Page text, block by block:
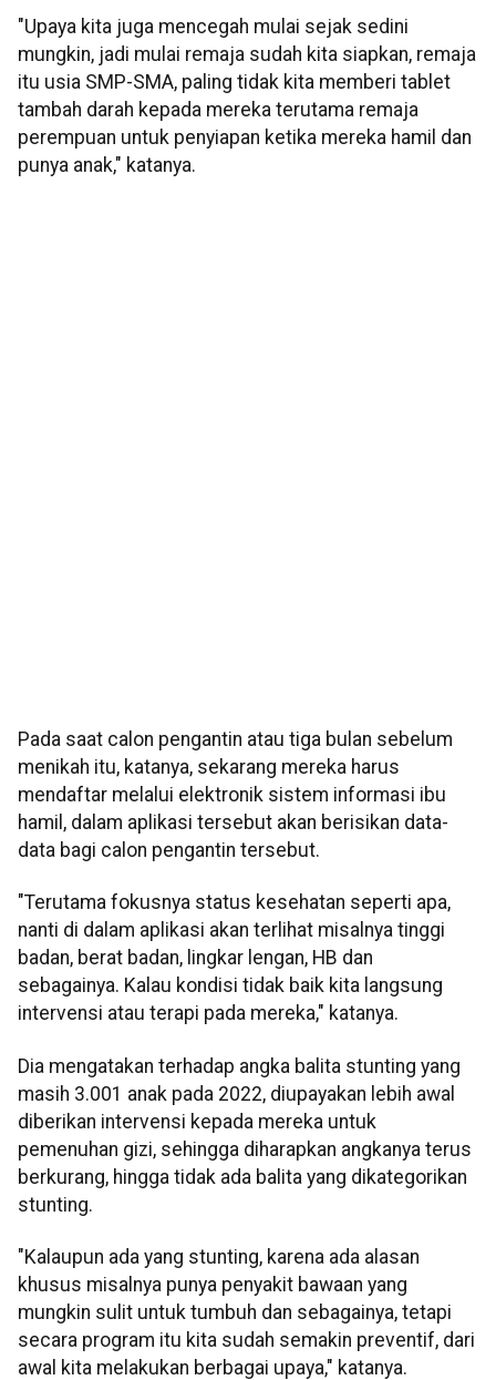
"Upaya kita juga mencegah mulai sejak sedini
mungkin, jadi mulai remaja sudah kita siapkan, remaja
itu usia SMP-SMA, paling tidak kita memberi tablet
tambah darah kepada mereka terutama remaja
perempuan untuk penyiapan ketika mereka hamil dan
punya anak," katanya.
Pada saat calon pengantin atau tiga bulan sebelum
menikah itu, katanya, sekarang mereka harus
mendaftar melalui elektronik sistem informasi ibu
hamil, dalam aplikasi tersebut akan berisikan data-
data bagi calon pengantin tersebut.
"Terutama fokusnya status kesehatan seperti apa,
nanti di dalam aplikasi akan terlihat misalnya tinggi
badan, berat badan, lingkar lengan, HB dan
sebagainya. Kalau kondisi tidak baik kita langsung
intervensi atau terapi pada mereka," katanya.
Dia mengatakan terhadap angka balita stunting yang
masih 3.001 anak pada 2022, diupayakan lebih awal
diberikan intervensi kepada mereka untuk
pemenuhan gizi, sehingga diharapkan angkanya terus
berkurang, hingga tidak ada balita yang dikategorikan
stunting.
"Kalaupun ada yang stunting, karena ada alasan
khusus misalnya punya penyakit bawaan yang
mungkin sulit untuk tumbuh dan sebagainya, tetapi
secara program itu kita sudah semakin preventif, dari
awal kita melakukan berbagai upaya," katanya.